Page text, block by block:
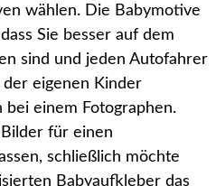
wählen. Die Babymotive
Sie besser auf dem
sind und jeden Autofahrer
eigenen Kinder
einem Fotographen.
für einen
schließlich möchte
Babyaufkleber das